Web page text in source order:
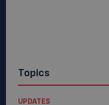
Topics
UPDATES